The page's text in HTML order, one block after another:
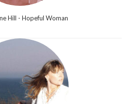
Hill - Hopeful Woman